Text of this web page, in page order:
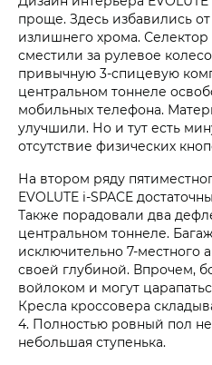
проще. Здесь избавились
излишнего хрома.
сместили за рулевое
привычную 3-спицевую
центральном тоннеле
мобильных телефона.
улучшили. Но и тут есть
отсутствие физических
На втором ряду
EVOLUTE i‑SPACE
Также порадовали два
центральном тоннеле.
исключительно 7-местного
своей глубиной. Впрочем,
войлоком и могут
Кресла кроссовера
4. Полностью ровный пол не
небольшая ступенька.